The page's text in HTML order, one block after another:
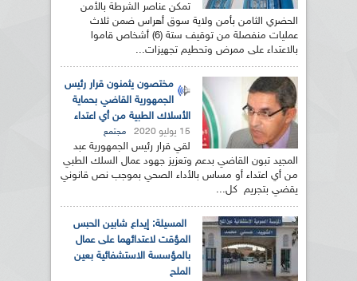
تمكن عناصر الشرطة بالأمن
الحضري الثامن بأمن ولاية سوق أهراس ضمن ثلاث
عمليات منفصلة من توقيف ستة (6) أشخاص قاموا
بالاعتداء على ممرض وتحطيم تجهيزات...
مختصون يثمنون قرار رئيس
الجمهورية القاضي بحماية
الأسلاك الطبية من أي اعتداء
15 يوليو 2020 مجتمع
لقي قرار رئيس الجمهورية عبد
المجيد تبون القاضي بدعم وتعزيز جهود عمال السلك الطبي
من أي اعتداء أو مساس بالأداء الصحي بموجب نص قانوني
يقضي بتجريم كل...
المسيلة: إيداع شابين الحبس
المؤقت لاعتدائهما على عمال
بالمؤسسة الاستشفائية بعين
الملح